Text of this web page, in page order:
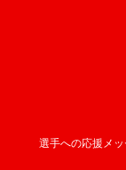
選手への応援メ